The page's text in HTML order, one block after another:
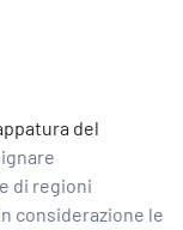
del
di regioni
considerazione le